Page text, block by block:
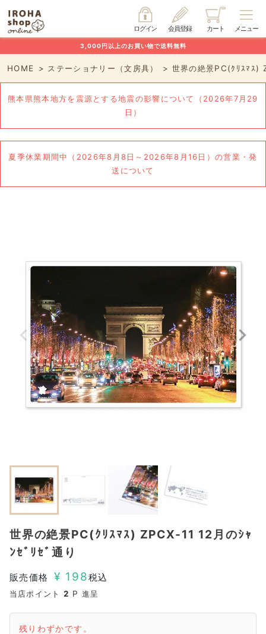
メニュー
カート
会員登録
ログイン
3,000円以上のお買い物で送料無料
HOME ステーショナリー（文房具） 世界の絶景PC(ｸﾘｽﾏｽ)
熊本県熊本地方を震源とする地震の影響について（2026年7月29
日）
夏季休業期間中（2026年8月8日～2026年8月16日）の営業・発
送について
世界の絶景PC(ｸﾘｽﾏｽ) ZPCX-11 12月のｼｬ
ﾝｾﾞﾘｾﾞ通り
販売価格 ¥ 198税込
当店ポイント 2 P 進呈
残りわずかです。